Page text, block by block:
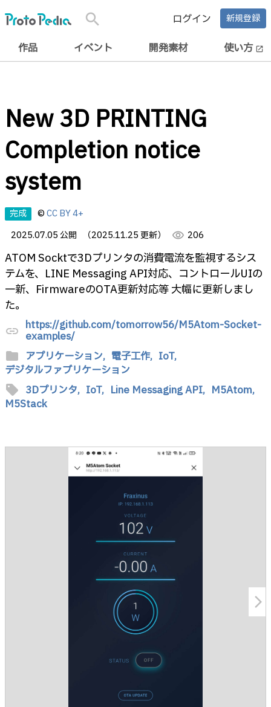
search ログイン 新規登録
作品 イベント 開発素材 使い方 open_in_new
New 3D PRINTING
Completion notice
system
完成 ©CC BY 4+
2025.07.05 公開
（2025.11.25 更新） visibility 206
ATOM Socktで3Dプリンタの消費電流を監視するシス
テムを、LINE Messaging API対応、コントロールUIの
一新、FirmwareのOTA更新対応等 大幅に更新しまし
た。
link https://github.com/tomorrow56/M5Atom-Socket-
examples/
folder アプリケーション, 電子工作, IoT,
デジタルファブリケーション
sell 3Dプリンタ, IoT, Line Messaging API, M5Atom,
M5Stack
arrow_forward_ios